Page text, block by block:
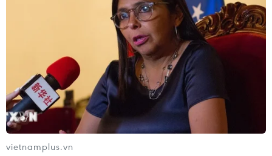
vietnamplus.vn